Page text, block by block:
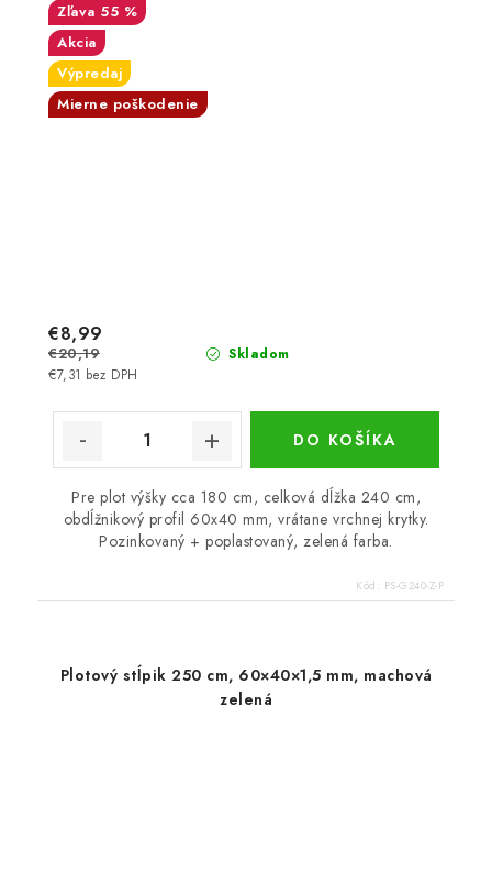
55 %
Akcia
Výpredaj
Mierne poškodenie
Skladom
€7,31 bez DPH
€8,99
€20,19
DO KOŠÍKA
Pre plot výšky cca 180 cm, celková dĺžka 240 cm,
obdĺžnikový profil 60x40 mm, vrátane vrchnej krytky.
Pozinkovaný + poplastovaný, zelená farba.
Kód: PS-G240-Z-P
Plotový stĺpik 250 cm, 60×40×1,5 mm, machová
zelená